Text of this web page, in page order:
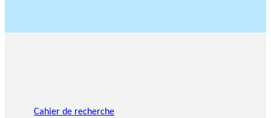
Cahier de recherche